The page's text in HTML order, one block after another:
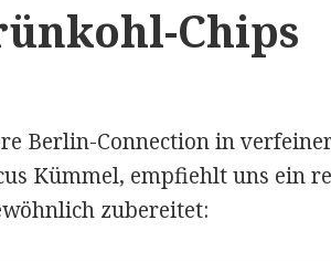
Chips
Berlin-Connection in
Kümmel, empfiehlt uns ein
zubereitet: